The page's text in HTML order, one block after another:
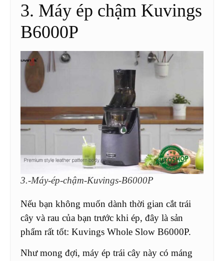
3. Máy ép chậm Kuvings
B6000P
3.-Máy-ép-chậm-Kuvings-B6000P
Nếu bạn không muốn dành thời gian cắt trái
cây và rau của bạn trước khi ép, đây là sản
phẩm rất tốt: Kuvings Whole Slow B6000P.
Như mong đợi, máy ép trái cây này có máng